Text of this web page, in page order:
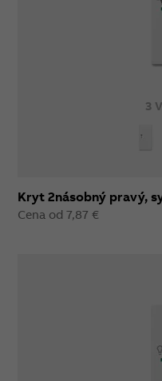
3
Kryt 2násobný pravý,
Cena od 7,87 €